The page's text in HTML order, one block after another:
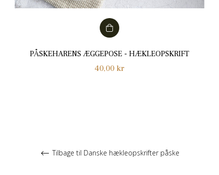
PÅSKEHARENS ÆGGEPOSE - HÆKLEOPSKRIFT
Normalpris
40,00 kr
Tilbage til Danske hækleopskrifter påske